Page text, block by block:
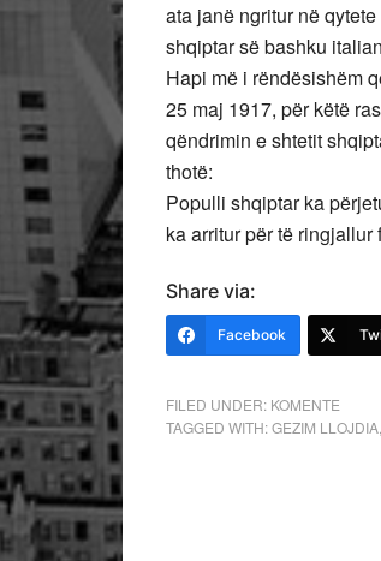
ata janë ngritur në
shqiptar së bashku
Hapi më i rëndësishëm
25 maj 1917, për këtë
qëndrimin e shtetit
thotë:
Populli shqiptar ka
ka arritur për të ringjallur
Share via:
Facebook
FILED UNDER: KOMENTE
TAGGED WITH:GEZIM LLOJDIA